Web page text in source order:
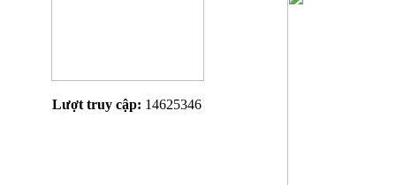
Lượt truy cập: 14625346